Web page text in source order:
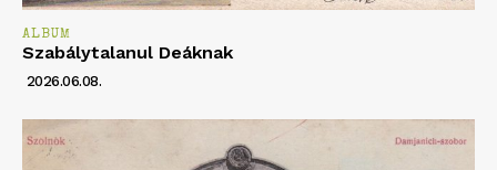
ALBUM
Szabálytalanul Deáknak
2026.06.08.